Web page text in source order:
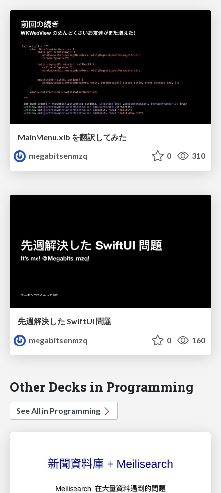
MainMenu.xib を翻訳してみた
megabitsenmzq
0 310
先週解決した SwiftUI 問題
megabitsenmzq
0 160
Other Decks in Programming
See All in Programming